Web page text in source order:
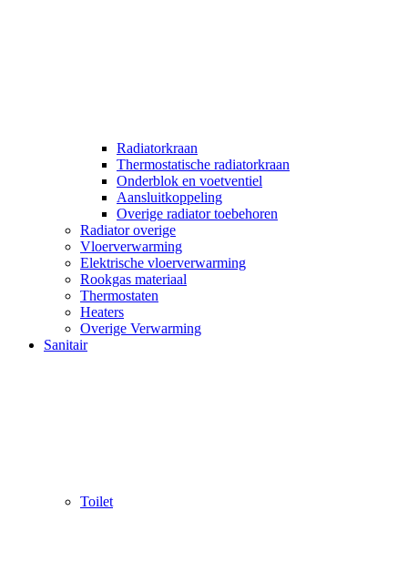
Radiatorkraan
Thermostatische radiatorkraan
Onderblok en voetventiel
Aansluitkoppeling
Overige radiator toebehoren
Radiator overige
Vloerverwarming
Elektrische vloerverwarming
Rookgas materiaal
Thermostaten
Heaters
Overige Verwarming
Sanitair
Toilet